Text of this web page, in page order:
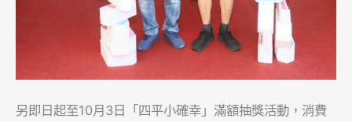
另即日起至10月3日「四平小確幸」滿額抽獎活動，消費